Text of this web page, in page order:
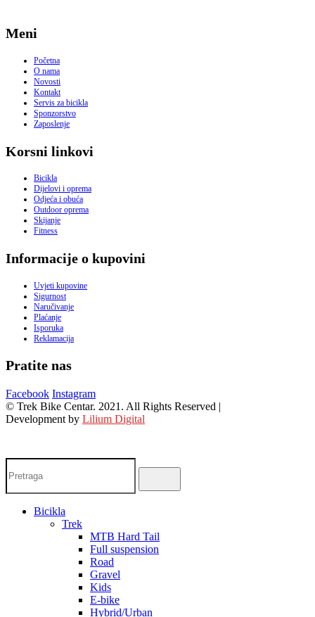
Meni
Početna
O nama
Novosti
Kontakt
Servis za bicikla
Sponzorstvo
Zaposlenje
Korsni linkovi
Bicikla
Dijelovi i oprema
Odjeća i obuća
Outdoor oprema
Skijanje
Fitness
Informacije o kupovini
Uvjeti kupovine
Sigurnost
Naručivanje
Plaćanje
Isporuka
Reklamacija
Pratite nas
Facebook Instagram
© Trek Bike Centar. 2021. All Rights Reserved |
Development by Lilium Digital
Bicikla
Trek
MTB Hard Tail
Full suspension
Road
Gravel
Kids
E-bike
Hybrid/Urban